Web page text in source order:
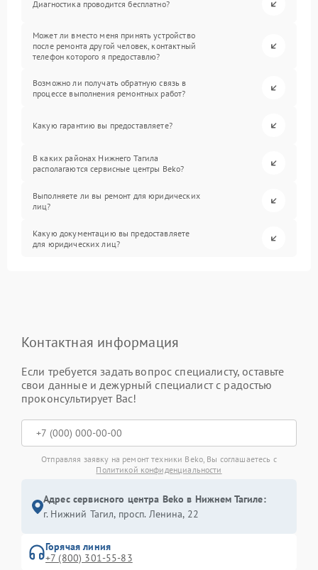
Диагностика проводится бесплатно?
Может ли вместо меня принять устройство
после ремонта другой человек, контактный
телефон которого я предоставлю?
Возможно ли получать обратную связь в
процессе выполнения ремонтных работ?
Какую гарантию вы предоставляете?
В каких районах Нижнего Тагила
располагаются сервисные центры Beko?
Выполняете ли вы ремонт для юридических
лиц?
Какую документацию вы предоставляете
для юридических лиц?
Контактная информация
Если требуется задать вопрос специалисту, оставьте
свои данные и дежурный специалист с радостью
проконсультирует Вас!
Отправляя заявку на ремонт техники Beko, Вы соглашаетесь с
Политикой конфиденциальности
Адрес сервисного центра Beko в Нижнем Тагиле:
г. Нижний Тагил, просп. Ленина, 22
Горячая линия
+7 (800) 301-55-83